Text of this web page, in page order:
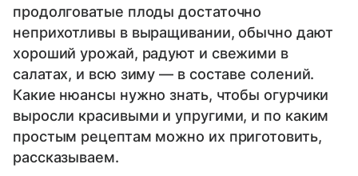
продолговатые плоды достаточно
неприхотливы в выращивании, обычно дают
хороший урожай, радуют и свежими в
салатах, и всю зиму — в составе солений.
Какие нюансы нужно знать, чтобы огурчики
выросли красивыми и упругими, и по каким
простым рецептам можно их приготовить,
рассказываем.